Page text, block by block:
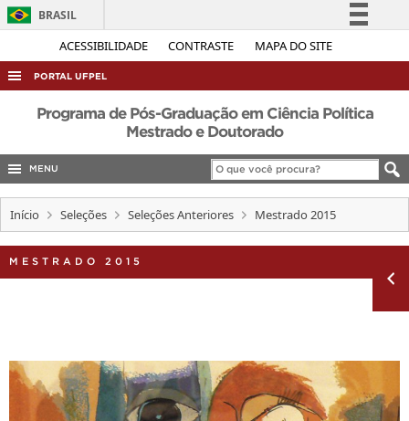
ACESSIBILIDADE CONTRASTE MAPA DO SITE
BRASIL
Simplifique!
Acesso à informação
Legislação
Canais
PORTAL UFPEL
ACESSO À INFORMAÇÃO
COBALTO
CONCURSOS
EDITAIS
INTERNACIONAL
Programa de Pós-Graduação em Ciência Política
Mestrado e Doutorado
MENU
Início Seleções Seleções Anteriores Mestrado 2015
MESTRADO 2015